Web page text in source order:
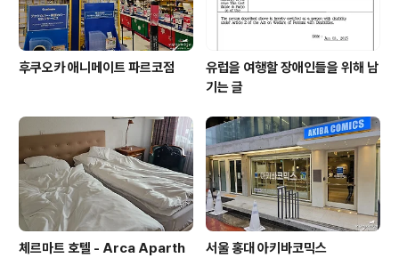
후쿠오카 애니메이트 파르코점
유럽을 여행할 장애인들을 위해 남
기는 글
체르마트 호텔 - Arca Aparth
서울 홍대 아키바코믹스